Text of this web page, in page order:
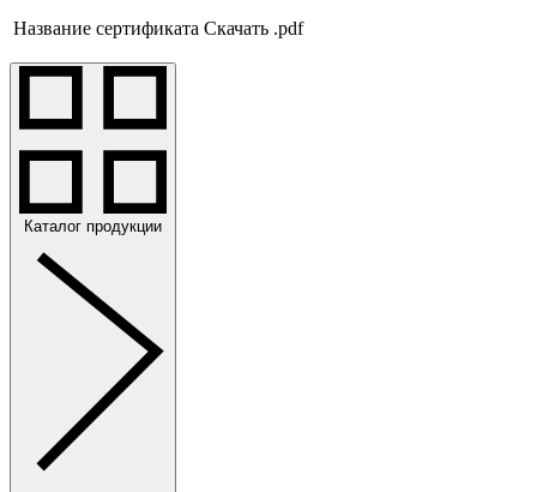
Название сертификата Скачать .pdf
Каталог продукции